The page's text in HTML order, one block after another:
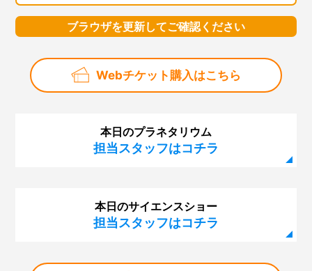
ブラウザを更新してご確認ください
Webチケット購入はこちら
本日のプラネタリウム
担当スタッフはコチラ
本日のサイエンスショー
担当スタッフはコチラ